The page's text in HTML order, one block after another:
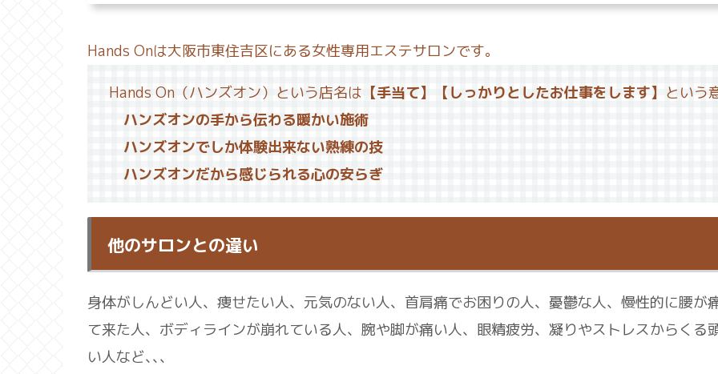
Hands Onは大阪市東住吉区にある女性専用エステサロンです。
Hands On（ハンズオン）という店名は 【手当て】【しっかりとしたお仕事をします】 という
ハンズオンの手から伝わる暖かい施術
ハンズオンでしか体験出来ない熟練の技
ハンズオンだから感じられる心の安らぎ
他のサロンとの違い
身体がしんどい人、痩せたい人、元気のない人、首肩痛でお困りの人、憂鬱な人、慢性的に腰が
て来た人、ボディラインが崩れている人、腕や脚が痛い人、眼精疲労、凝りやストレスからく
い人など､､､